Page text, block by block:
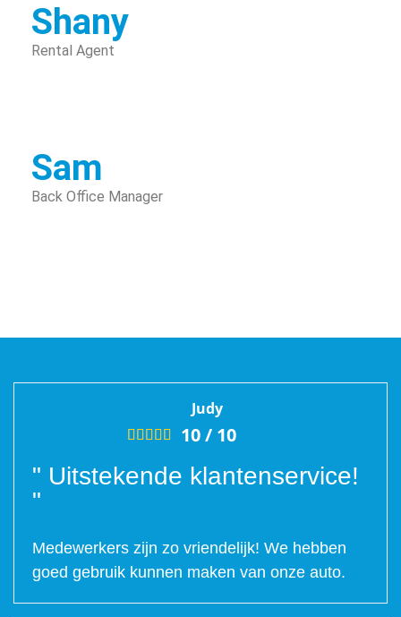
Shany
Rental Agent
Sam
Back Office Manager
     10 / 10
Judy
" Uitstekende klantenservice!
"
Medewerkers zijn zo vriendelijk! We hebben
goed gebruik kunnen maken van onze auto.